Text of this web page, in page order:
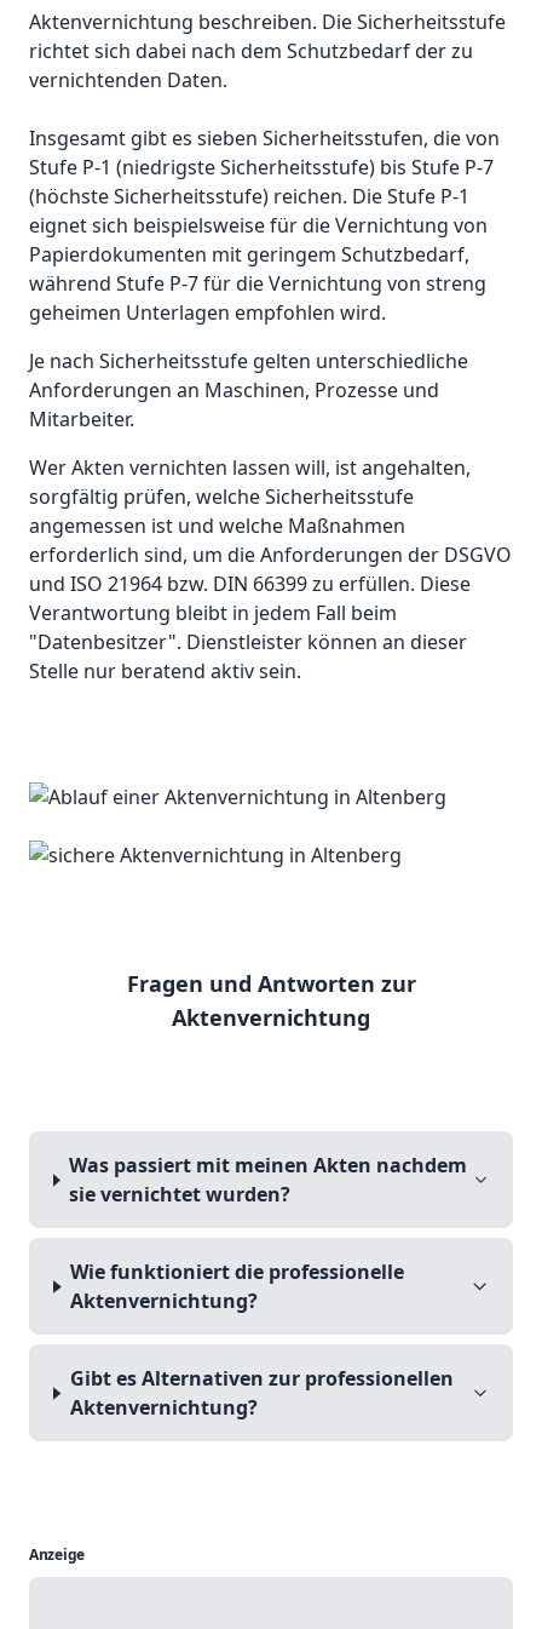
Aktenvernichtung beschreiben. Die Sicherheitsstufe
richtet sich dabei nach dem Schutzbedarf der zu
vernichtenden Daten.
Insgesamt gibt es sieben Sicherheitsstufen, die von
Stufe P-1 (niedrigste Sicherheitsstufe) bis Stufe P-7
(höchste Sicherheitsstufe) reichen. Die Stufe P-1
eignet sich beispielsweise für die Vernichtung von
Papierdokumenten mit geringem Schutzbedarf,
während Stufe P-7 für die Vernichtung von streng
geheimen Unterlagen empfohlen wird.
Je nach Sicherheitsstufe gelten unterschiedliche
Anforderungen an Maschinen, Prozesse und
Mitarbeiter.
Wer Akten vernichten lassen will, ist angehalten,
sorgfältig prüfen, welche Sicherheitsstufe
angemessen ist und welche Maßnahmen
erforderlich sind, um die Anforderungen der DSGVO
und ISO 21964 bzw. DIN 66399 zu erfüllen. Diese
Verantwortung bleibt in jedem Fall beim
"Datenbesitzer". Dienstleister können an dieser
Stelle nur beratend aktiv sein.
Fragen und Antworten zur
Aktenvernichtung
Was passiert mit meinen Akten nachdem
sie vernichtet wurden?
Wie funktioniert die professionelle
Aktenvernichtung?
Gibt es Alternativen zur professionellen
Aktenvernichtung?
Anzeige